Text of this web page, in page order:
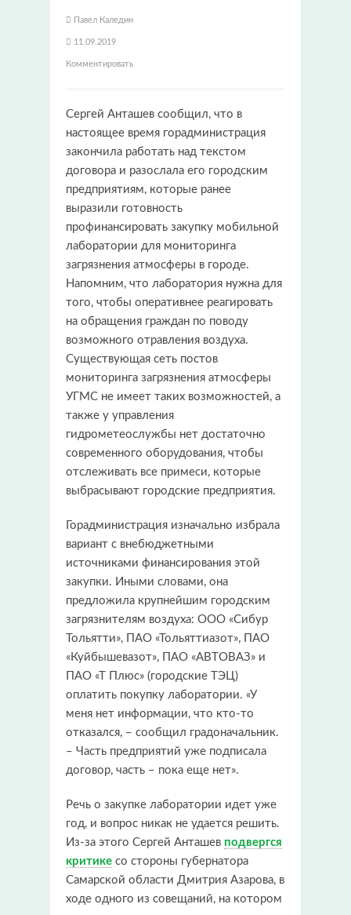
Павел Каледин
11.09.2019
Комментировать
Сергей Анташев сообщил, что в
настоящее время горадминистрация
закончила работать над текстом
договора и разослала его городским
предприятиям, которые ранее
выразили готовность
профинансировать закупку мобильной
лаборатории для мониторинга
загрязнения атмосферы в городе.
Напомним, что лаборатория нужна для
того, чтобы оперативнее реагировать
на обращения граждан по поводу
возможного отравления воздуха.
Существующая сеть постов
мониторинга загрязнения атмосферы
УГМС не имеет таких возможностей, а
также у управления
гидрометеослужбы нет достаточно
современного оборудования, чтобы
отслеживать все примеси, которые
выбрасывают городские предприятия.
Горадминистрация изначально избрала
вариант с внебюджетными
источниками финансирования этой
закупки. Иными словами, она
предложила крупнейшим городским
загрязнителям воздуха: ООО «Сибур
Тольятти», ПАО «Тольяттиазот», ПАО
«Куйбышевазот», ПАО «АВТОВАЗ» и
ПАО «Т Плюс» (городские ТЭЦ)
оплатить покупку лаборатории. «У
меня нет информации, что кто-то
отказался, – сообщил градоначальник.
– Часть предприятий уже подписала
договор, часть – пока еще нет».
Речь о закупке лаборатории идет уже
год, и вопрос никак не удается решить.
Из-за этого Сергей Анташев подвергся
критике со стороны губернатора
Самарской области Дмитрия Азарова, в
ходе одного из совещаний, на котором